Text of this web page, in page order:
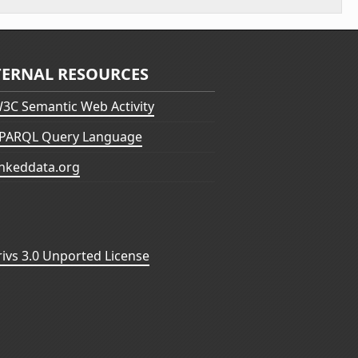
RESOURCES
Semantic Web Activity
Query Language
3.0 Unported License